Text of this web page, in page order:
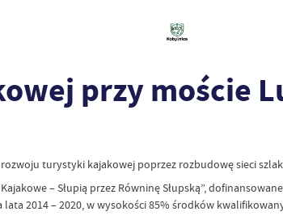
przy moście
turystyki kajakowej poprzez rozbudowę sieci
– Słupią przez Równinę Słupską”,
2014 – 2020, w wysokości 85% środków